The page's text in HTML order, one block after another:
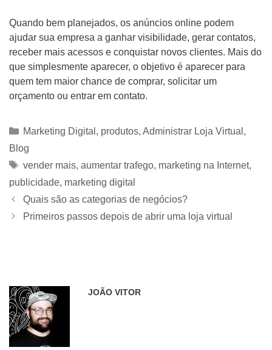
Quando bem planejados, os anúncios online podem
ajudar sua empresa a ganhar visibilidade, gerar contatos,
receber mais acessos e conquistar novos clientes. Mais do
que simplesmente aparecer, o objetivo é aparecer para
quem tem maior chance de comprar, solicitar um
orçamento ou entrar em contato.
Categorias
Marketing Digital , produtos, Administrar Loja Virtual ,
Blog
Tags
vender mais, aumentar trafego, marketing na Internet,
publicidade, marketing digital
Quais são as categorias de negócios?
Primeiros passos depois de abrir uma loja virtual
JOÃO VITOR